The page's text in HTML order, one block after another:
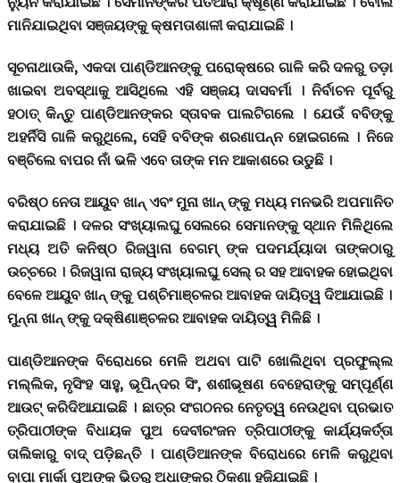
ମାନିଯାଇଥିବା ସଞ୍ଜୟଙ୍କୁ କ୍ଷମତାଶାଳୀ କରାଯାଇଛି ।
ସୂଚନାଥାଉକି, ଏକଦା ପାଣ୍ଡିଆନଙ୍କୁ ପରୋକ୍ଷରେ ଗାଳି କରି ଦଳରୁ ତଡ଼ା
ଖାଇବା ଅବସ୍ଥାକୁ ଆସିଥିଲେ ଏହି ସଞ୍ଜୟ ଦାସବର୍ମା । ନିର୍ବାଚନ ପୂର୍ବରୁ
ହଠାତ୍ କିନ୍ତୁ ପାଣ୍ଡିଆନଙ୍କର ସ୍ତାବକ ପାଲଟିଗଲେ । ଯେଉଁ ବବିଙ୍କୁ
ଅହର୍ନିସି ଗାଳି କରୁଥିଲେ, ସେହି ବବିଙ୍କ ଶରଣାପନ୍ନ ହୋଇଗଲେ । ନିଜେ
ବଞ୍ଚିଲେ ବାପର ନାଁ ଭଳି ଏବେ ତାଙ୍କ ମନ ଆକାଶରେ ଉଡୁଛି ।
ବରିଷ୍ଠ ନେତା ଆୟୁବ ଖାନ୍ ଏବଂ ମୁନା ଖାନ୍ ଙ୍କୁ ମଧ୍ୟ ମନଭରି ଅପମାନିତ
କରାଯାଇଛି । ଦଳର ସଂଖ୍ୟାଲଘୁ ସେଲରେ ସେମାନଙ୍କୁ ସ୍ଥାନ ମିଳିଥିଲେ
ମଧ୍ୟ ଅତି କନିଷ୍ଠ ରିଜୱାନା ବେଗମ୍ ଙ୍କ ପଦମର୍ଯ୍ୟାଦା ତାଙ୍କଠାରୁ
ଉଚ୍ଚରେ । ରିଜୱାନା ରାଜ୍ୟ ସଂଖ୍ୟାଲଘୁ ସେଲ୍ ର ସହ ଆବାହକ ହୋଇଥିବା
ବେଳେ ଆୟୁବ ଖାନ୍ ଙ୍କୁ ପଶ୍ଚିମାଞ୍ଚଳର ଆବାହକ ଦାୟିତ୍ୱ ଦିଆଯାଇଛି ।
ମୁନ୍ନା ଖାନ୍ ଙ୍କୁ ଦକ୍ଷିଣାଞ୍ଚଳର ଆବାହକ ଦାୟିତ୍ୱ ମିଳିଛି ।
ପାଣ୍ଡିଆନଙ୍କ ବିରୋଧରେ ମେଳି ଅଥବା ପାଟି ଖୋଲିଥିବା ପ୍ରଫୁଲ୍ଲ
ମଲ୍ଲିକ, ନୃସିଂହ ସାହୁ, ଭୂପିନ୍ଦର ସିଂ, ଶଶୀଭୂଷଣ ବେହେରାଙ୍କୁ ସମ୍ପୂର୍ଣ୍ଣ
ଆଉଟ୍ କରିଦିଆଯାଇଛି । ଛାତ୍ର ସଂଗଠନର ନେତୃତ୍ୱ ନେଉଥିବା ପ୍ରଭାତ
ତ୍ରିପାଠୀଙ୍କ ବିଧାୟକ ପୁଅ ଦେବୀରଂଜନ ତ୍ରିପାଠୀଙ୍କୁ କାର୍ଯ୍ୟକର୍ତ୍ତା
ତାଲିକାରୁ ବାଦ୍ ପଡ଼ିଛନ୍ତି । ପାଣ୍ଡିଆନଙ୍କ ବିରୋଧରେ ମେଳି କରୁଥିବା
ବାପା ମାର୍କା ପୁଅଙ୍କ ଭିତରୁ ଅଧାଙ୍କର ଠିକଣା ହଜିଯାଇଛି ।